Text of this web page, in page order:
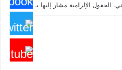
الحقول الإلزامية مشار إليها بـ *